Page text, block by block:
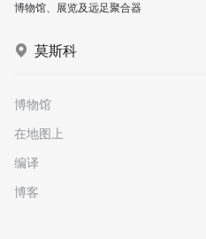
博物馆、展览及远足聚合器
莫斯科
博物馆
在地图上
编译
博客